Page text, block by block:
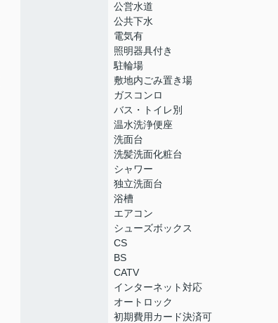
公営水道
公共下水
電気有
照明器具付き
駐輪場
敷地内ごみ置き場
ガスコンロ
バス・トイレ別
温水洗浄便座
洗面台
洗髪洗面化粧台
シャワー
独立洗面台
浴槽
エアコン
シューズボックス
CS
BS
CATV
インターネット対応
オートロック
初期費用カード決済可